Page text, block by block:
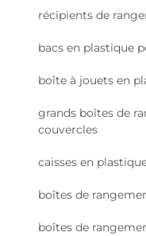
récipients de
bacs en plastique
boîte à jouets en
grands boîtes de
couvercles
caisses en
boîtes de
boîtes de